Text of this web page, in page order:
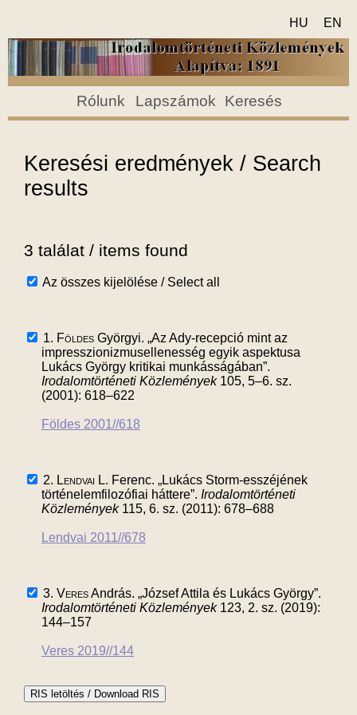
HU EN
Rólunk Lapszámok Keresés
Keresési eredmények / Search
results
3 találat / items found
Az összes kijelölése / Select all
1. Földes Györgyi. „Az Ady-recepció mint az
impresszionizmusellenesség egyik aspektusa
Lukács György kritikai munkásságában”.
Irodalomtörténeti Közlemények105, 5–6. sz.
(2001): 618–622
Földes 2001//618
2. Lendvai L. Ferenc. „Lukács Storm-esszéjének
történelemfilozófiai háttere”. Irodalomtörténeti
Közlemények115, 6. sz. (2011): 678–688
Lendvai 2011//678
3. VeresAndrás. „József Attila és Lukács György”.
Irodalomtörténeti Közlemények123, 2. sz. (2019):
144–157
Veres 2019//144